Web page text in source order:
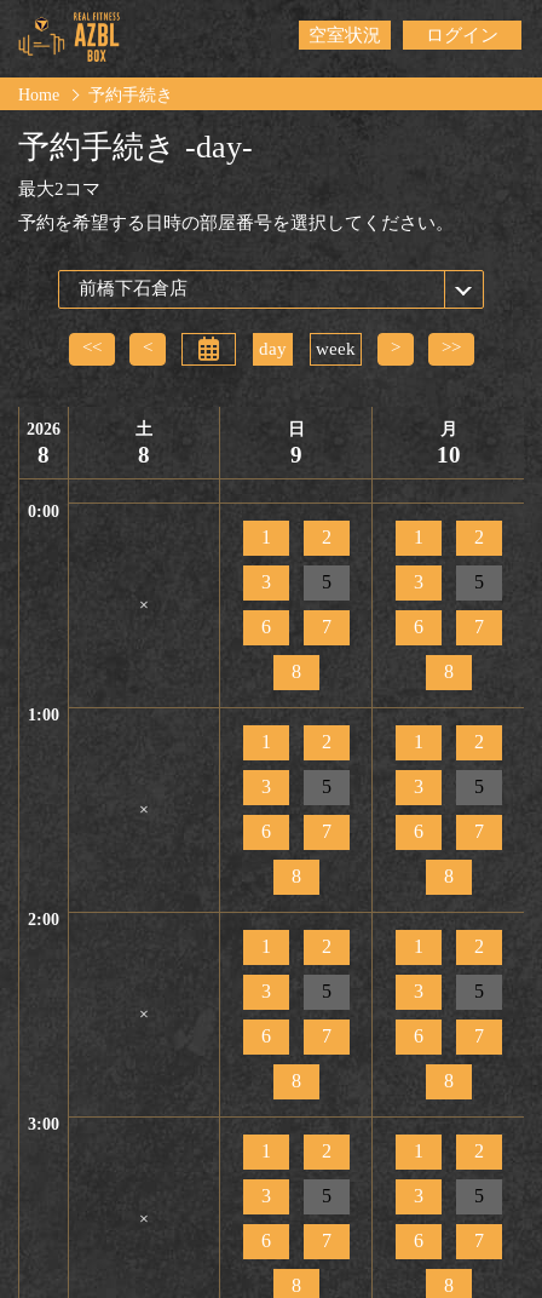
空室状況 ログイン
Home 予約手続き
予約手続き -day-
最大2コマ
予約を希望する日時の部屋番号を選択してください。
<< < day week > >>
2026
8
土
8
日
9
月
10
0:00
×
1 2
3 5
6 7
8
1 2
3 5
6 7
8
1:00
×
1 2
3 5
6 7
8
1 2
3 5
6 7
8
2:00
×
1 2
3 5
6 7
8
1 2
3 5
6 7
8
3:00
×
1 2
3 5
6 7
8
1 2
3 5
6 7
8